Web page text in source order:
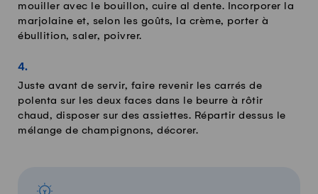
mouiller avec le bouillon, cuire al dente. Incorporer la
marjolaine et, selon les goûts, la crème, porter à
ébullition, saler, poivrer.
Juste avant de servir, faire revenir les carrés de
polenta sur les deux faces dans le beurre à rôtir
chaud, disposer sur des assiettes. Répartir dessus le
mélange de champignons, décorer.